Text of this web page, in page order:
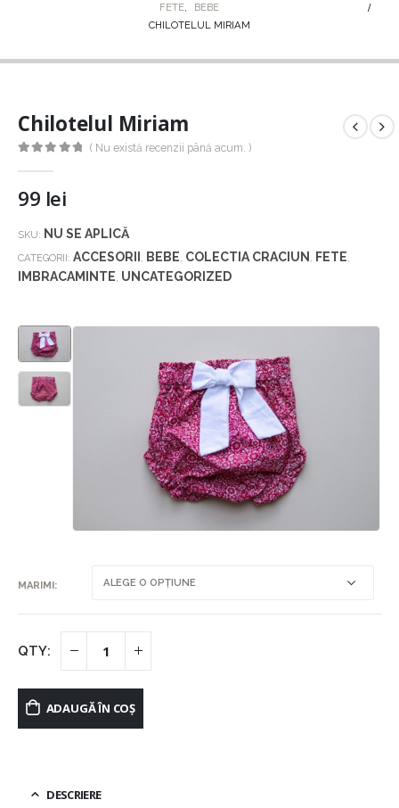
FETE,
BEBE
CHILOTELUL MIRIAM
Chilotelul Miriam
( Nu există recenzii până acum. )
99 lei
SKU: NU SE APLICĂ
CATEGORII: ACCESORII , BEBE, COLECTIA CRACIUN , FETE,
IMBRACAMINTE, UNCATEGORIZED
MARIMI
ADAUGĂ ÎN COȘ
DESCRIERE